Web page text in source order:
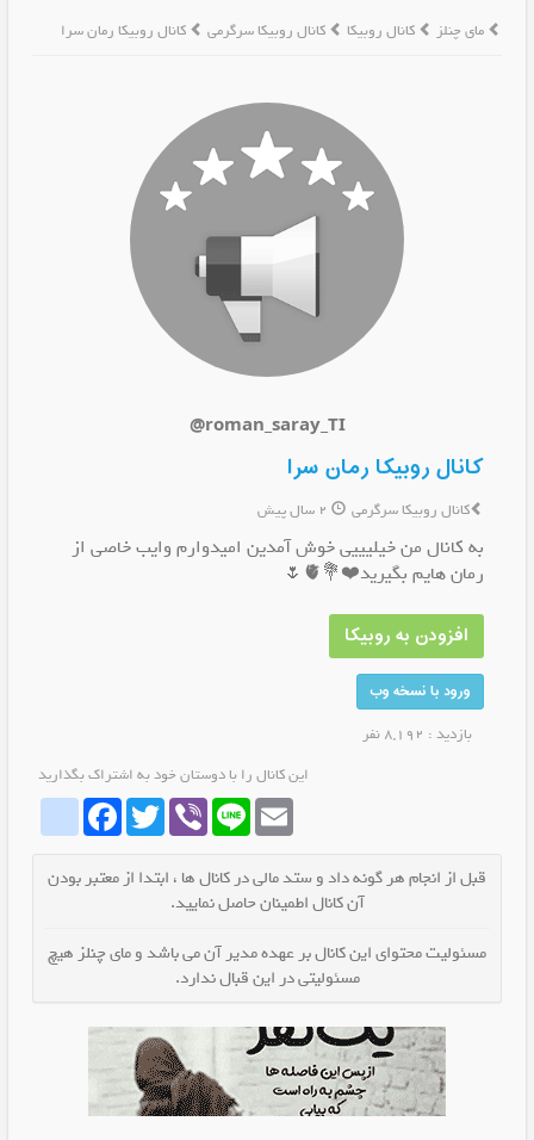
مای چنلز کانال روبیکا کانال روبیکا سرگرمی کانال روبیکا رمان سرا
@roman_saray_TI
کانال روبیکا رمان سرا
کانال روبیکا سرگرمی
به کانال من خیلیییی خوش آمدین امیدوارم وایب خاصی از
رمان هایم بگیرید❤️💐🫀🌷
افزودن به روبیکا
ورود با نسخه وب
بازدید : 8,192 نفر
این کانال را با دوستان خود به اشتراک بگذارید
whatrubikaFacebookTwitter Viber Line Email
قبل از انجام هر گونه داد و ستد مالی در کانال ها ، ابتدا از معتبر بودن
آن کانال اطمینان حاصل نمایید.
مسئولیت محتوای این کانال بر عهده مدیر آن می باشد و مای چنلز هیچ
مسئولیتی در این قبال ندارد.